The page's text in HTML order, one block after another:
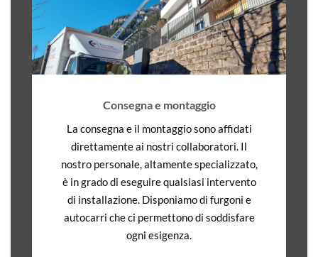
Consegna e montaggio
La consegna e il montaggio sono affidati
direttamente ai nostri collaboratori. Il
nostro personale, altamente specializzato,
è in grado di eseguire qualsiasi intervento
di installazione. Disponiamo di furgoni e
autocarri che ci permettono di soddisfare
ogni esigenza.